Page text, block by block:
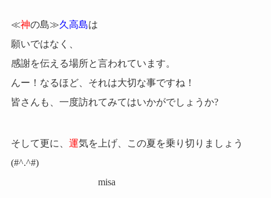
≪神の島≫久高島は
願いではなく、
感謝を伝える場所と言われています。
んー！なるほど、それは大切な事ですね！
皆さんも、一度訪れてみてはいかがでしょうか?
そして更に、 運気を上げ、この夏を乗り切りましょう
(#^.^#)
misa